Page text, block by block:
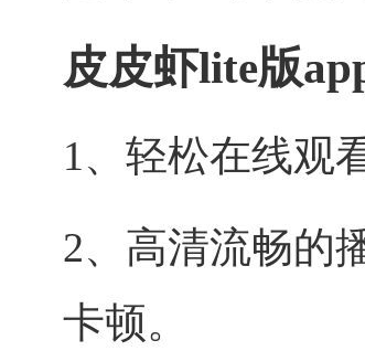
皮皮虾lite版
1、轻松在线观
2、高清流畅的
卡顿。